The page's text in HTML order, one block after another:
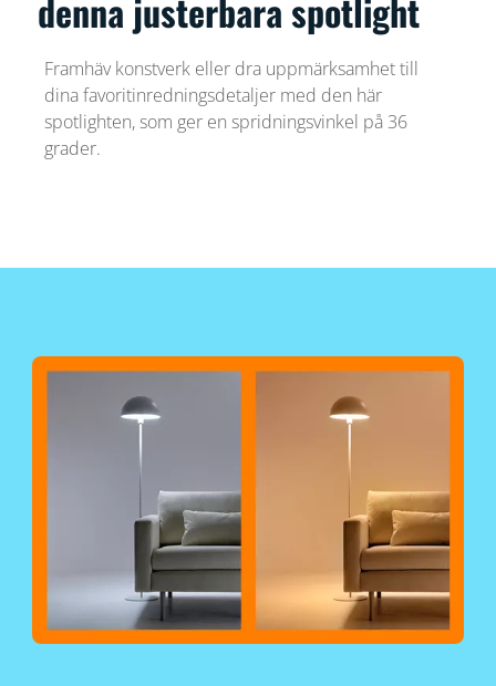
denna justerbara spotlight
Framhäv konstverk eller dra uppmärksamhet till
dina favoritinredningsdetaljer med den här
spotlighten, som ger en spridningsvinkel på 36
grader.